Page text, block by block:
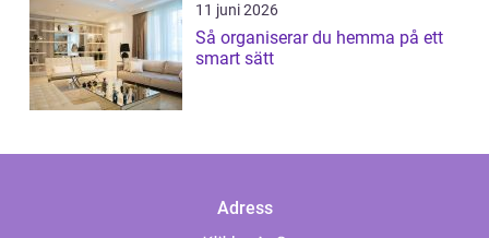
11 juni 2026
Så organiserar du hemma på ett
smart sätt
Adress